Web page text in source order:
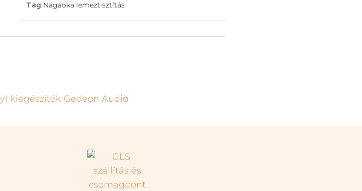
Tag Nagaoka lemeztisztítás